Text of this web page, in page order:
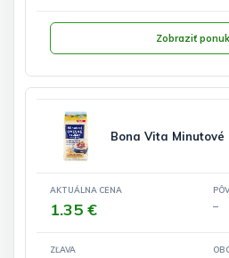
Zobraziť
Bona Vita Minutové
AKTUÁLNA CENA
1.35 € –
ZĽAVA